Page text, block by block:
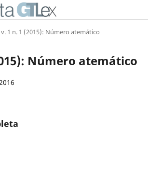
v. 1 n. 1 (2015): Número atemático
Número atemático